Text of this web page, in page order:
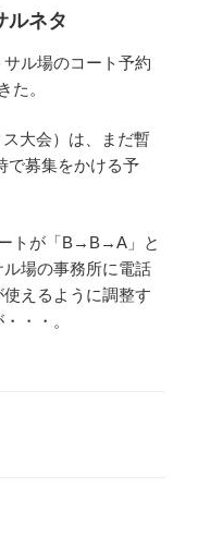
ルネタ
ル場のコート予約
た。
大会）は、まだ暫
で募集をかける予
トが「B→B→A」と
場の事務所に電話
えるように調整す
・・。